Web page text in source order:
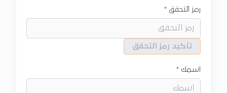
رمز التحقق
تأكيد رمز التحقق
اسمك